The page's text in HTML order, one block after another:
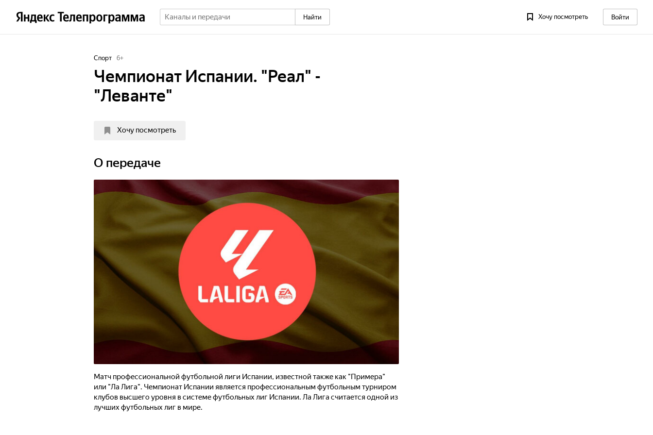
Найти Хочу посмотреть Войти
Спорт 6+
Чемпионат Испании. "Реал" -
"Леванте"
Хочу посмотреть
О передаче
Матч профессиональной футбольной лиги Испании, известной также как "Примера"
или "Ла Лига". Чемпионат Испании является профессиональным футбольным турниром
клубов высшего уровня в системе футбольных лиг Испании. Ла Лига считается одной из
лучших футбольных лиг в мире.